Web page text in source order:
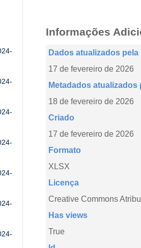
Informações
Dados atualizados pela
17 de fevereiro de 2026
Metadados atualizados
18 de fevereiro de 2026
Criado
17 de fevereiro de 2026
Formato
XLSX
Licença
Creative Commons
Has views
True